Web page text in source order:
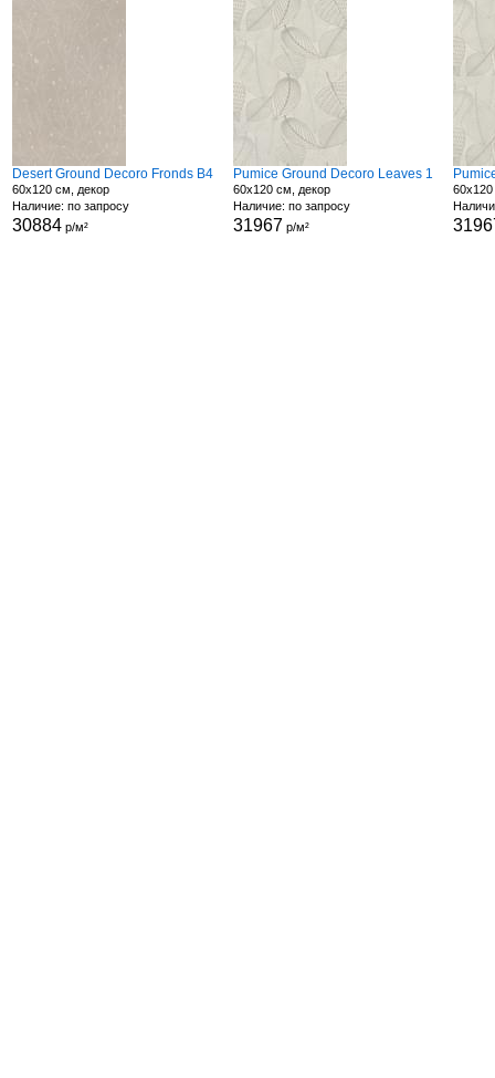
Desert Ground Decoro Fronds B4
60x120 см, декор
Наличие: по запросу
30884р/м²
Pumice Ground Decoro Leaves 1
60x120 см, декор
Наличие: по запросу
31967 р/м²